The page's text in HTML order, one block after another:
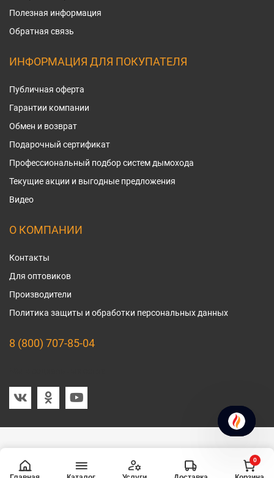
0
Полезная информация
Обратная связь
ИНФОРМАЦИЯ ДЛЯ ПОКУПАТЕЛЯ
Публичная оферта
Гарантии компании
Обмен и возврат
Подарочный сертификат
Профессиональный подбор систем дымохода
Текущие акции и выгодные предложения
Видео
О КОМПАНИИ
Контакты
Для оптовиков
Производители
Политика защиты и обработки персональных данных
8 (800) 707-85-04